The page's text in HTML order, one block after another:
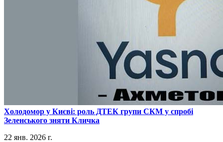
​Холодомор у Києві: роль ДТЕК групи СКМ у спробі
Зеленського зняти Кличка
22 янв. 2026 г.